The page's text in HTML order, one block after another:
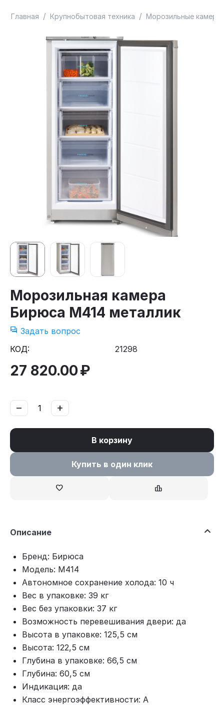
Главная / Крупнобытовая техника / Морозильные камеры
Морозильная камера
Бирюса M414 металлик
Задать вопрос
КОД:
21298
27 820.00₽
+
−
В корзину
Купить в один клик
Описание
Бренд: Бирюса
Модель: M414
Автономное сохранение холода: 10 ч
Вес в упаковке: 39 кг
Вес без упаковки: 37 кг
Возможность перевешивания двери: да
Высота в упаковке: 125,5 см
Высота: 122,5 см
Глубина в упаковке: 66,5 см
Глубина: 60,5 см
Индикация: да
Класс энергоэффективности: A